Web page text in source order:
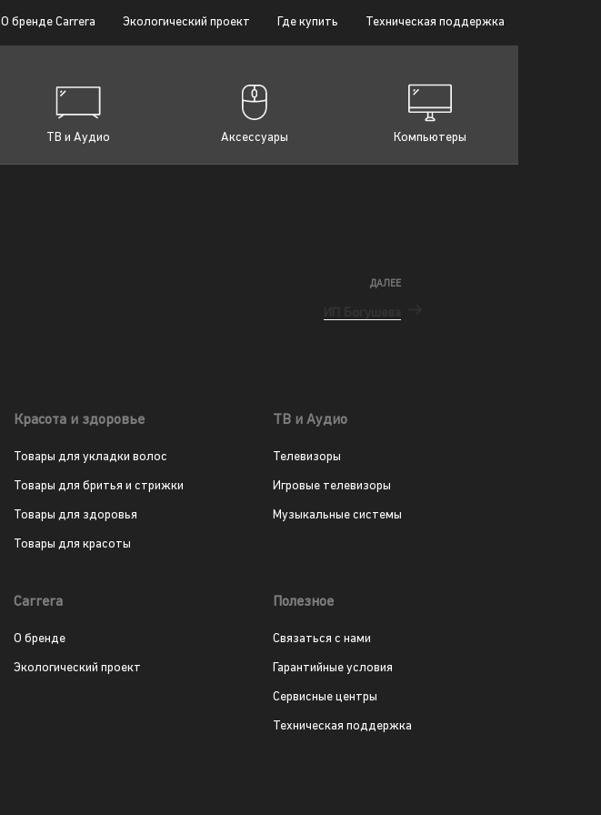
О бренде Carrera Экологический проект Где купить Техническая поддержка
ТВ и Аудио Аксессуары Компьютеры
ДАЛЕЕ
Красота и здоровье
Товары для укладки волос
Товары для бритья и стрижки
Товары для здоровья
Товары для красоты
ТВ и Аудио
Телевизоры
Игровые телевизоры
Музыкальные системы
Carrera
О бренде
Экологический проект
Полезное
Связаться с нами
Гарантийные условия
Сервисные центры
Техническая поддержка